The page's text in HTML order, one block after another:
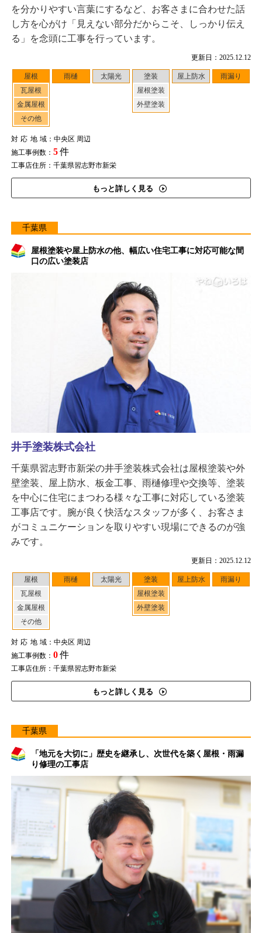
更新日：2025.12.12
屋根
瓦屋根
金属屋根
その他
雨樋 太陽光
塗装
屋根塗装
外壁塗装
屋上防水 雨漏り
対応地域：中央区 周辺
施工事例数： 5件
工事店住所：千葉県習志野市新栄
もっと詳しく見る
を分かりやすい言葉にするなど、お客さまに合わせた話
し方を心がけ「見えない部分だからこそ、しっかり伝え
る」を念頭に工事を行っています。
千葉県
屋根塗装や屋上防水の他、幅広い住宅工事に対応可能な間
口の広い塗装店
更新日：2025.12.12
屋根
瓦屋根
金属屋根
その他
雨樋 太陽光
塗装
屋根塗装
外壁塗装
屋上防水 雨漏り
対応地域：中央区 周辺
施工事例数： 0件
工事店住所：千葉県習志野市新栄
もっと詳しく見る
井手塗装株式会社
千葉県習志野市新栄の井手塗装株式会社は屋根塗装や外
壁塗装、屋上防水、板金工事、雨樋修理や交換等、塗装
を中心に住宅にまつわる様々な工事に対応している塗装
工事店です。腕が良く快活なスタッフが多く、お客さま
がコミュニケーションを取りやすい現場にできるのが強
みです。
千葉県
「地元を大切に」歴史を継承し、次世代を築く屋根・雨漏
り修理の工事店